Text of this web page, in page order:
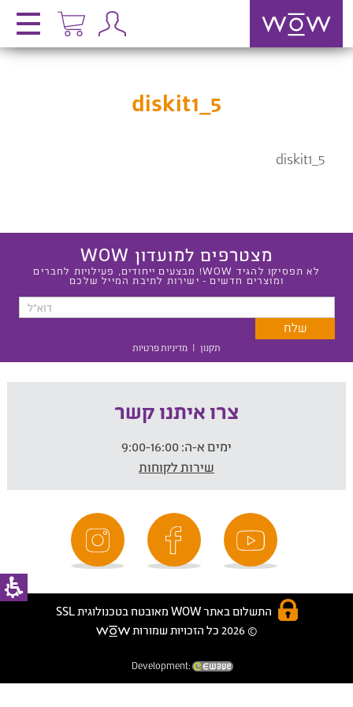
diskit1_5
diskit1_5
מצטרפים למועדון WOW
לא תפסיקו להגיד WOW! מבצעים ייחודים, פעילויות לחברים
ומוצרים חדשים - ישירות לתיבת המייל שלכם
תקנון | מדיניות פרטיות
צרו איתנו קשר
ימים א-ה:
שירות לקוחות
התשלום באתר WOW מאובטח בטכנולוגית SSL
© 2026 כל הזכויות שמורות
Development: